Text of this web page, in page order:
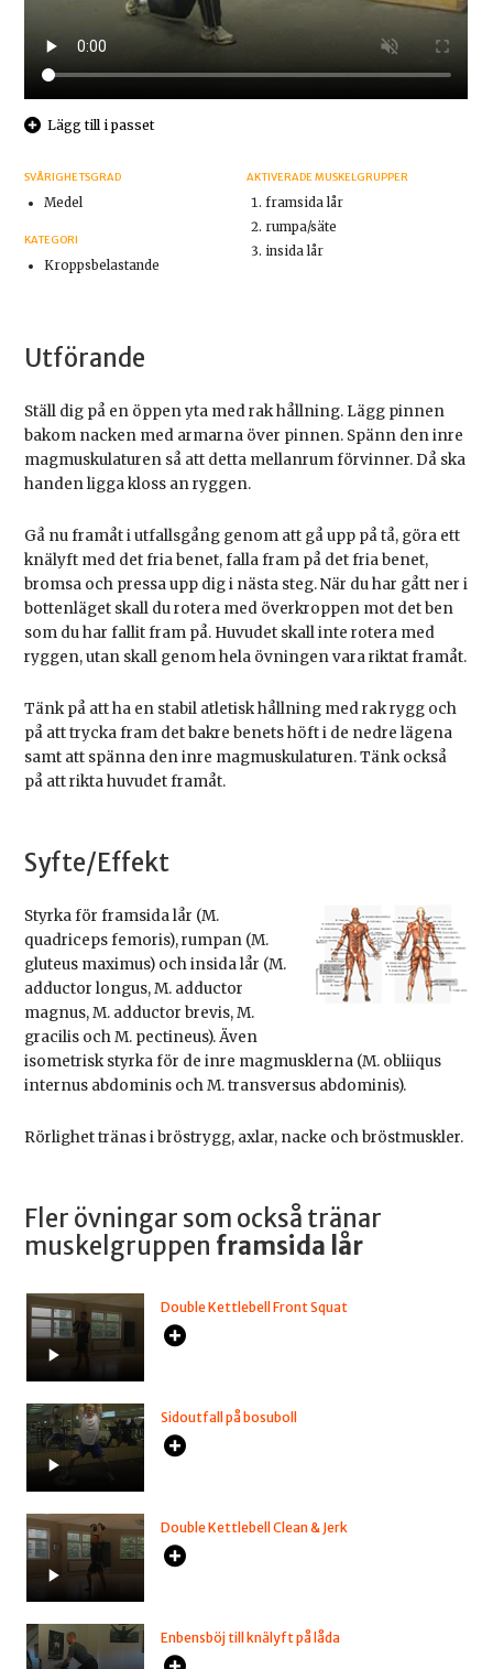
Lägg till i passet
SVÅRIGHETSGRAD
Medel
KATEGORI
Kroppsbelastande
AKTIVERADE MUSKELGRUPPER
framsida lår
rumpa/säte
insida lår
Utförande
Ställ dig på en öppen yta med rak hållning. Lägg pinnen
bakom nacken med armarna över pinnen. Spänn den inre
magmuskulaturen så att detta mellanrum förvinner. Då ska
handen ligga kloss an ryggen.
Gå nu framåt i utfallsgång genom att gå upp på tå, göra ett
knälyft med det fria benet, falla fram på det fria benet,
bromsa och pressa upp dig i nästa steg. När du har gått ner i
bottenläget skall du rotera med överkroppen mot det ben
som du har fallit fram på. Huvudet skall inte rotera med
ryggen, utan skall genom hela övningen vara riktat framåt.
Tänk på att ha en stabil atletisk hållning med rak rygg och
på att trycka fram det bakre benets höft i de nedre lägena
samt att spänna den inre magmuskulaturen. Tänk också
på att rikta huvudet framåt.
Syfte/Effekt
Styrka för framsida lår (M.
quadriceps femoris), rumpan (M.
gluteus maximus) och insida lår (M.
adductor longus, M. adductor
magnus, M. adductor brevis, M.
gracilis och M. pectineus). Även
isometrisk styrka för de inre magmusklerna (M. obliiqus
internus abdominis och M. transversus abdominis).
Rörlighet tränas i bröstrygg, axlar, nacke och bröstmuskler.
Fler övningar som också tränar
muskelgruppen framsida lår
Double Kettlebell Front Squat
Sidoutfall på bosuboll
Double Kettlebell Clean & Jerk
Enbensböj till knälyft på låda